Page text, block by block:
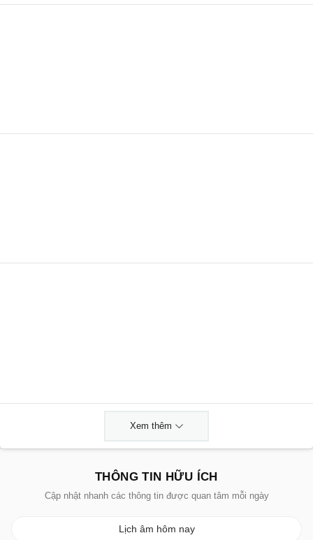
Xem thêm
THÔNG TIN HỮU ÍCH
Cập nhật nhanh các thông tin được quan tâm mỗi ngày
Lịch âm hôm nay